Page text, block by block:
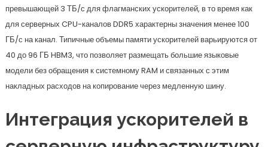
превышающей 3 ТБ/с для флагманских ускорителей, в то время как
для серверных CPU-каналов DDR5 характерны значения менее 100
ГБ/с на канал. Типичные объемы памяти ускорителей варьируются от
40 до 96 ГБ HBM3, что позволяет размещать большие языковые
модели без обращения к системному RAM и связанных с этим
накладных расходов на копирование через медленную шину.
Интеграция ускорителей в